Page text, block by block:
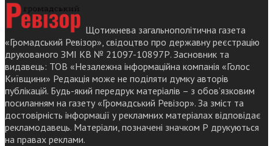
Щотижнева загальнополітична газета
«Громадський Ревізор», свідоцтво про державну реєстрацію
друкованого ЗМІ КВ № 21097-10897Р. Засновник та
видавець: ТОВ «Незалежна інформаційна компанія «Голос
Київщини» Редакція може не поділяти думку авторів
публікацій. Будь-який передрук матеріалів – з обов’язковим
посиланням на газету «Громадський Ревізор». За зміст та
достовірність інформації у рекламних матеріалах відповідає
рекламодавець. Матеріали, позначені значком Р друкуються
на правах реклами.